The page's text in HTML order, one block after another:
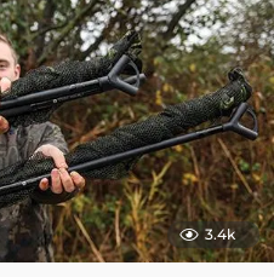
6
.
2
0
2
6
3.4k